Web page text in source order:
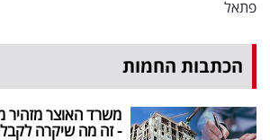
פתאל
הכתבות החמות
משרד האוצר מזהיר
- זה מה שיקרה